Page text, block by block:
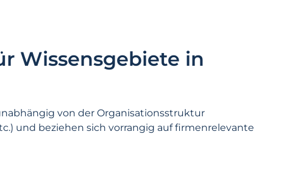
Wissensgebiete in
von der Organisationsstruktur
und beziehen sich vorrangig auf firmenrelevante